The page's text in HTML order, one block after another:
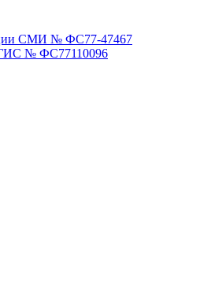
СМИ № ФС77-47467
№ ФС77110096